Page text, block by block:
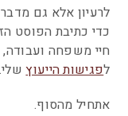
לרעיון אלא גם
כדי כתיבת הפוסט
חיי משפחה
לפגישות הייעוץשלי.
אתחיל מהסוף.